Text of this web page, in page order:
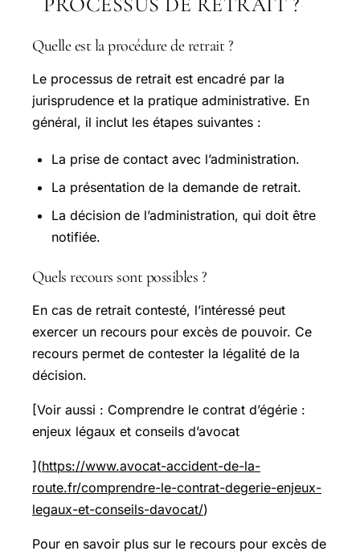
Quelle est la procédure de retrait ?
Le processus de retrait est encadré par la
jurisprudence et la pratique administrative. En
général, il inclut les étapes suivantes :
La prise de contact avec l’administration.
La présentation de la demande de retrait.
La décision de l’administration, qui doit être
notifiée.
Quels recours sont possibles ?
En cas de retrait contesté, l’intéressé peut
exercer un recours pour excès de pouvoir. Ce
recours permet de contester la légalité de la
décision.
[Voir aussi : Comprendre le contrat d’égérie :
enjeux légaux et conseils d’avocat
](https://www.avocat-accident-de-la-
route.fr/comprendre-le-contrat-degerie-enjeux-
legaux-et-conseils-davocat/)
Pour en savoir plus sur le recours pour excès de